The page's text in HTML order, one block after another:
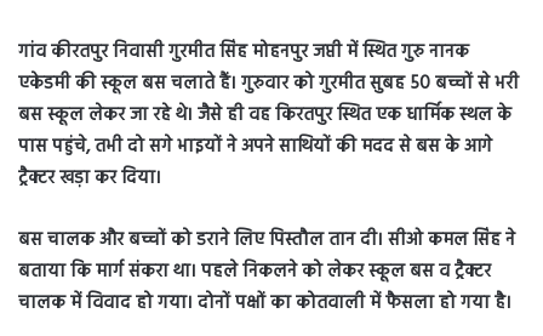
गांव कीरतपुर निवासी गुरमीत सिंह मोहनपुर जप्ती में स्थित गुरु नानक
एकेडमी की स्कूल बस चलाते हैं। गुरुवार को गुरमीत सुबह 50 बच्चों से भरी
बस स्कूल लेकर जा रहे थे। जैसे ही वह किरतपुर स्थित एक धार्मिक स्थल के
पास पहुंचे, तभी दो सगे भाइयों ने अपने साथियों की मदद से बस के आगे
ट्रैक्टर खड़ा कर दिया।
बस चालक और बच्चों को डराने लिए पिस्तौल तान दी। सीओ कमल सिंह ने
बताया कि मार्ग संकरा था। पहले निकलने को लेकर स्कूल बस व ट्रैक्टर
चालक में विवाद हो गया। दोनों पक्षों का कोतवाली में फैसला हो गया है।